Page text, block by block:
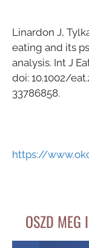
Linardon J,
eating and its
analysis. Int J
doi: 10.1002/
33786858.
https://
OSZD MEG